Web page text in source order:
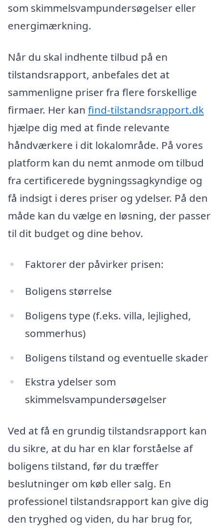
som skimmelsvampundersøgelser eller
energimærkning.
Når du skal indhente tilbud på en
tilstandsrapport, anbefales det at
sammenligne priser fra flere forskellige
firmaer. Her kan find-tilstandsrapport.dk
hjælpe dig med at finde relevante
håndværkere i dit lokalområde. På vores
platform kan du nemt anmode om tilbud
fra certificerede bygningssagkyndige og
få indsigt i deres priser og ydelser. På den
måde kan du vælge en løsning, der passer
til dit budget og dine behov.
Faktorer der påvirker prisen:
Boligens størrelse
Boligens type (f.eks. villa, lejlighed,
sommerhus)
Boligens tilstand og eventuelle skader
Ekstra ydelser som
skimmelsvampundersøgelser
Ved at få en grundig tilstandsrapport kan
du sikre, at du har en klar forståelse af
boligens tilstand, før du træffer
beslutninger om køb eller salg. En
professionel tilstandsrapport kan give dig
den tryghed og viden, du har brug for,